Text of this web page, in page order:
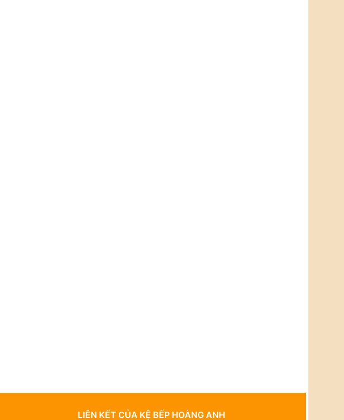
LIÊN KẾT CỦA KỆ BẾP HOÀNG ANH